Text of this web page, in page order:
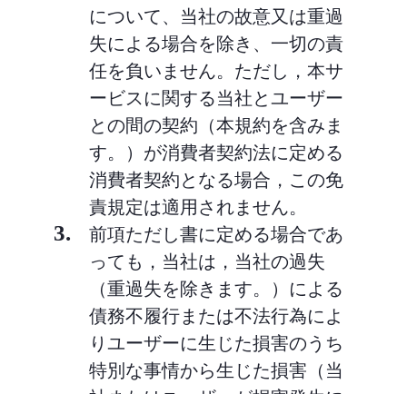
について、当社の故意又は重過
失による場合を除き、一切の責
任を負いません。ただし，本サ
ービスに関する当社とユーザー
との間の契約（本規約を含みま
す。）が消費者契約法に定める
消費者契約となる場合，この免
責規定は適用されません。
3.
前項ただし書に定める場合であ
っても，当社は，当社の過失
（重過失を除きます。）による
債務不履行または不法行為によ
りユーザーに生じた損害のうち
特別な事情から生じた損害（当